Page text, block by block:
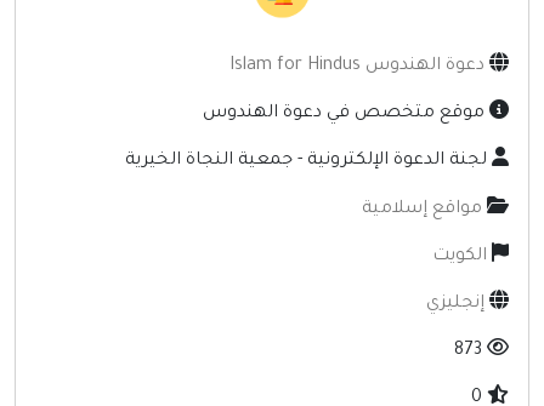
دعوة الهندوس Islam for Hindus
موقع متخصص في دعوة الهندوس
لجنة الدعوة الإلكترونية - جمعية النجاة الخيرية
مواقع إسلامية
الكويت
إنجليزي